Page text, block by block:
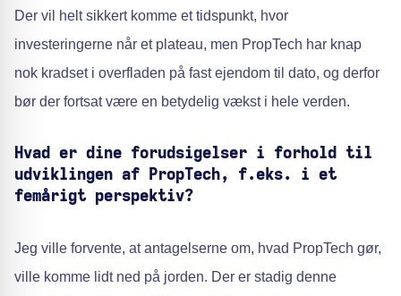
Der vil helt sikkert komme et tidspunkt, hvor
investeringerne når et plateau, men PropTech har knap
nok kradset i overfladen på fast ejendom til dato, og derfor
bør der fortsat være en betydelig vækst i hele verden.
Hvad er dine forudsigelser i forhold til
udviklingen af PropTech, f.eks. i et
femårigt perspektiv?
Jeg ville forvente, at antagelserne om, hvad PropTech gør,
ville komme lidt ned på jorden. Der er stadig denne